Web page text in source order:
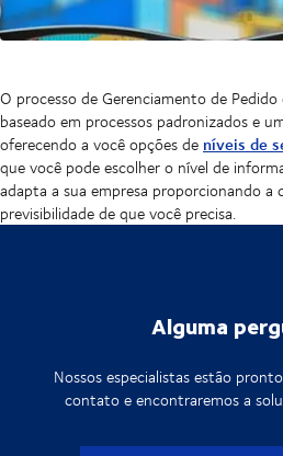
O processo de Gerenciamento de
baseado em processos padronizados e
oferecendo a você opções de níveis de
que você pode escolher o nível de
adapta a sua empresa proporcionando a
previsibilidade de que você precisa.
Alguma
Nossos especialistas estão
contato e encontraremos a